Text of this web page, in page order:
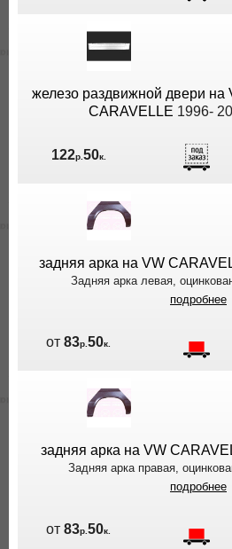
железо раздвижной двери на
CARAVELLE 1996-
122р. 50к.
задняя арка на VW
Задняя арка левая,
подробнее
от83р.50к.
задняя арка на VW
Задняя арка правая,
подробнее
от83р.50к.